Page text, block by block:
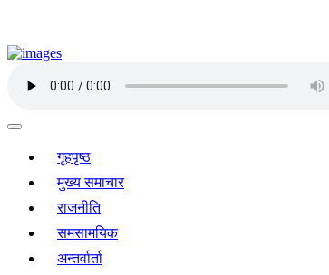
गृहपृष्ठ
मुख्य समाचार
राजनीति
समसामयिक
अन्तर्वार्ता